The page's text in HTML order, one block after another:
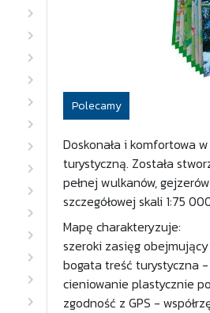
Polecamy
Doskonała i komfortowa
turystyczną. Została
pełnej wulkanów,
szczegółowej skali 1:75
Mapę charakteryzuje:
szeroki zasięg
bogata treść turystyczna
cieniowanie plastycznie
zgodność z GPS -